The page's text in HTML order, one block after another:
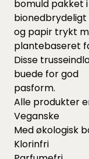
bomuld pakket i
og papir trykt
plantebaseret
Disse
buede for god
pasform.
Alle produkter
Veganske
Med økologisk
Klorinfri